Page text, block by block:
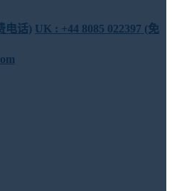
电话) UK : +44 8085 022397 (免